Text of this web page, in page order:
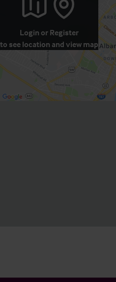
Login or Register
to see location and view map